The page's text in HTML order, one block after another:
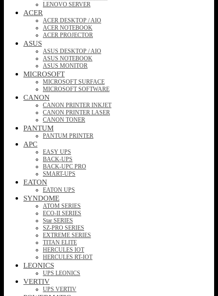
LENOVO SERVER
ACER
ACER DESKTOP / AIO
ACER NOTEBOOK
ACER PROJECTOR
ASUS
ASUS DESKTOP / AIO
ASUS NOTEBOOK
ASUS MONITOR
MICROSOFT
MICROSOFT SURFACE
MICROSOFT SOFTWARE
CANON
CANON PRINTER INKJET
CANON PRINTER LASER
CANON TONER
PANTUM
PANTUM PRINTER
APC
EASY UPS
BACK-UPS
BACK-UPC PRO
SMART-UPS
EATON
EATON UPS
SYNDOME
ATOM SERIES
ECO-II SERIES
Star SERIES
SZ-PRO SERIES
EXTREME SERIES
TITAN ELITE
HERCULES IOT
HERCULES RT-IOT
LEONICS
UPS LEONICS
VERTIV
UPS VERTIV